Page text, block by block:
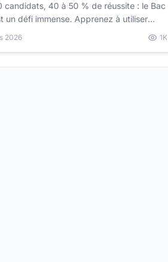
candidats, 40 à 50 % de réussite : le Bac
un défi immense. Apprenez à utiliser
pour réviser intelligemment selon votre
2026 1K